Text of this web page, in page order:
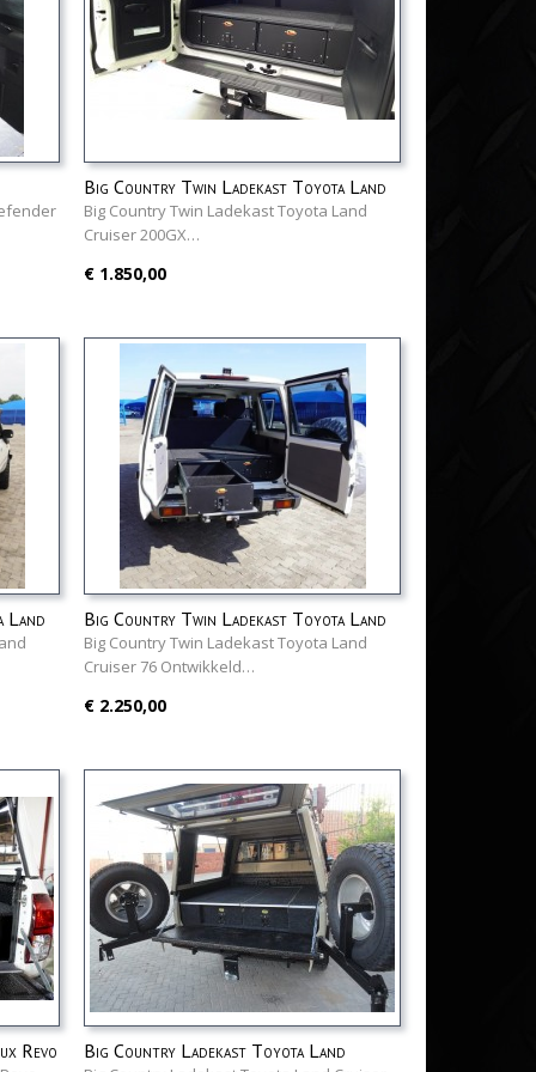
Big Country Twin Ladekast Toyota Land
Cruiser 200GX
Big Country Twin Ladekast Toyota Land
Cruiser 200GX…
€ 1.850,00
Land
Big Country Twin Ladekast Toyota Land
Cruiser 76
Big Country Twin Ladekast Toyota Land
Cruiser 76 Ontwikkeld…
€ 2.250,00
Revo
Big Country Ladekast Toyota Land